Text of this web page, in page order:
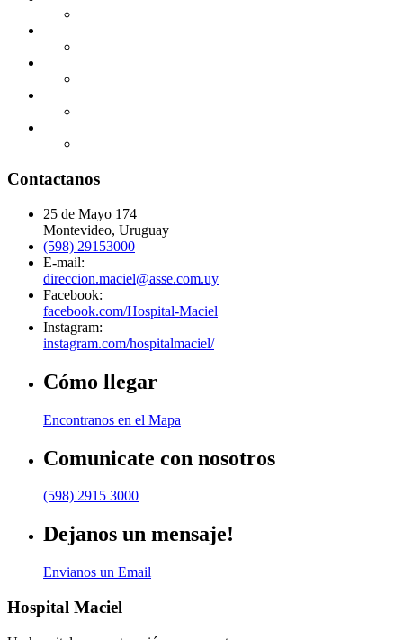
Contactanos
25 de Mayo 174
Montevideo, Uruguay
(598) 29153000
E-mail:
direccion.maciel@asse.com.uy
Facebook:
facebook.com/Hospital-Maciel
Instagram:
instagram.com/hospitalmaciel/
Cómo llegar
Encontranos en el Mapa
Comunicate con nosotros
(598) 2915 3000
Dejanos un mensaje!
Envianos un Email
Hospital Maciel